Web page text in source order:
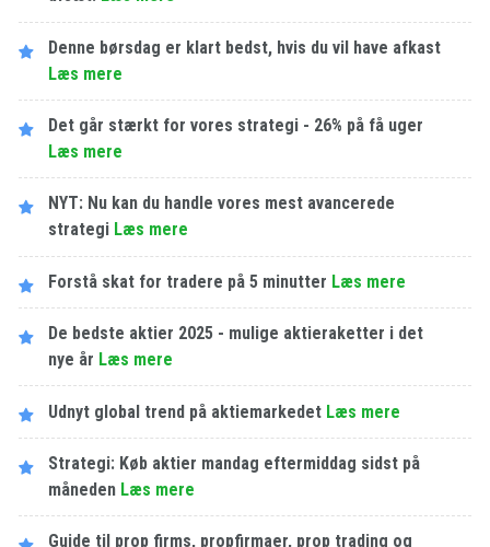
Denne børsdag er klart bedst, hvis du vil have afkast
Læs mere
Det går stærkt for vores strategi - 26% på få uger
Læs mere
NYT: Nu kan du handle vores mest avancerede
strategi Læs mere
Forstå skat for tradere på 5 minutter Læs mere
De bedste aktier 2025 - mulige aktieraketter i det
nye år Læs mere
Udnyt global trend på aktiemarkedet Læs mere
Strategi: Køb aktier mandag eftermiddag sidst på
måneden Læs mere
Guide til prop firms, propfirmaer, prop trading og